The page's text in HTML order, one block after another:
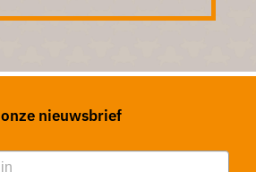
nieuwsbrief